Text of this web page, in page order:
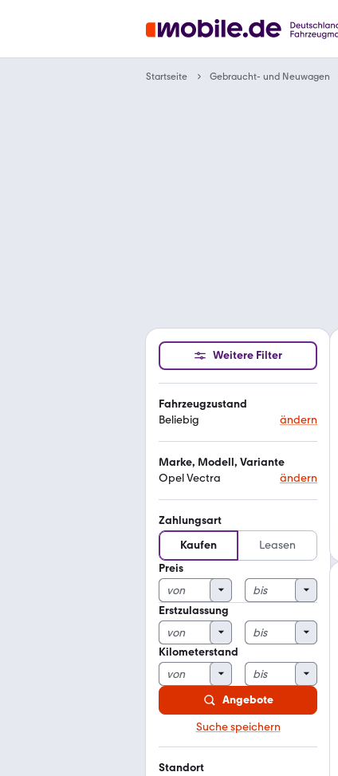
Startseite Gebraucht- und Neuwagen
Weitere Filter
Fahrzeugzustand
Beliebig
ändern
Marke, Modell, Variante
Opel Vectra
ändern
Zahlungsart
Kaufen
Leasen
Preis
Erstzulassung
Kilometerstand
Angebote
Suche speichern
Standort